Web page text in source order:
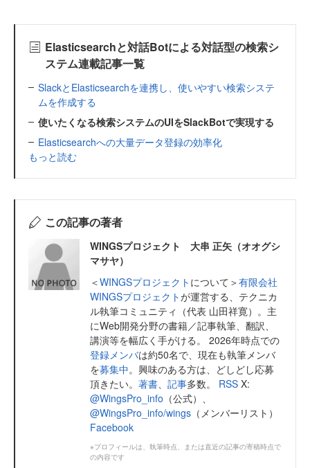
Elasticsearchと対話Botによる対話型の検索シ
ステム連載記事一覧
SlackとElasticsearchを連携し、使いやすい検索システ
ムを作成する
使いたくなる検索システムのUIをSlackBotで実現する
Elasticsearchへの大量データ登録の効率化
もっと読む
この記事の著者
WINGSプロジェクト 大串 正矢（オオグシ
マサヤ）
＜WINGSプロジェクト について＞有限会社
WINGSプロジェクトが運営する、テクニカ
ル執筆コミュニティ（代表 山田祥寛）。主
にWeb開発分野の書籍／記事執筆、翻訳、
講演等を幅広く手がける。 2026年時点での
登録メンバは約50名で、現在も執筆メンバ
を募集中。興味のある方は、どしどし応募
頂きたい。 著書 記事多数。 RSS X:
@WingsPro_info （公式）、
@WingsPro_info/wings （メンバーリスト）
Facebook
※プロフィールは、執筆時点、または直近の記事の寄稿時点で
の内容です